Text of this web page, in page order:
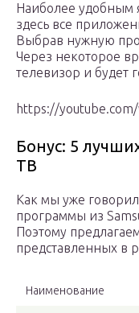
Наиболее удобным
здесь все
Выбрав нужную
Через некоторое
телевизор и будет
https://
Бонус: 5
ТВ
Как мы уже
программы из
Поэтому
представленных в
Наименование